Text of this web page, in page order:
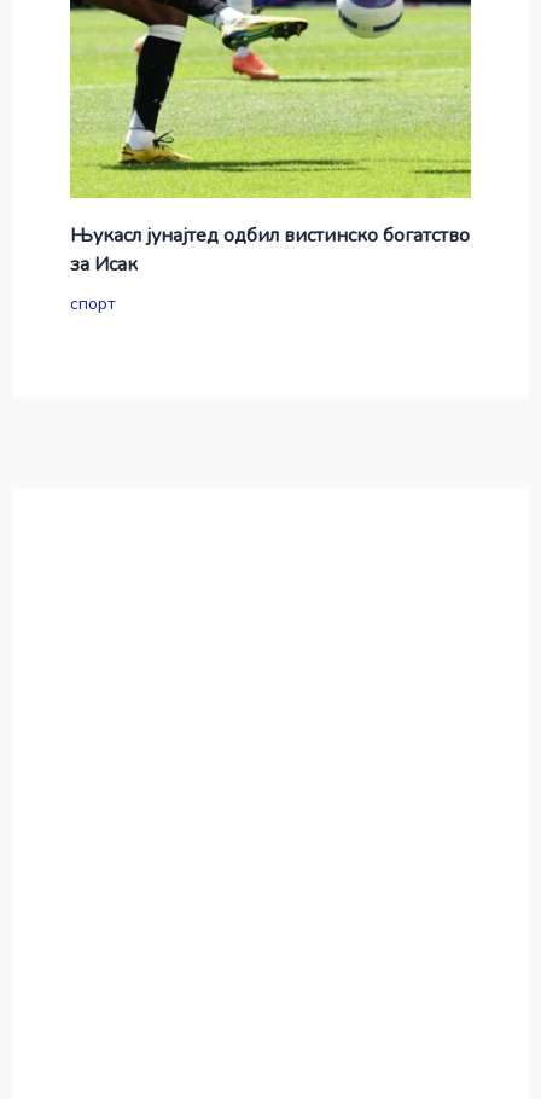
Њукасл јунајтед одбил вистинско богатство
за Исак
спорт